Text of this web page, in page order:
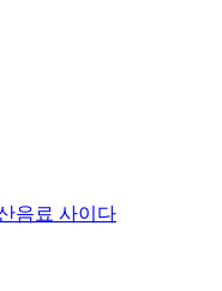
음료 사이다